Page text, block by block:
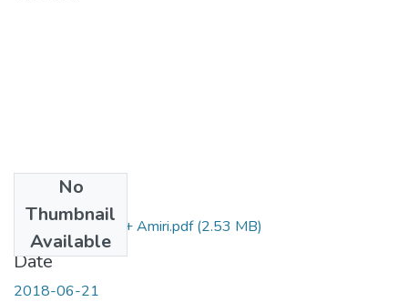
No
Thumbnail
Available
Ms.Hyd. Belmahi + Amiri.pdf(2.53 MB)
Date
2018-06-21